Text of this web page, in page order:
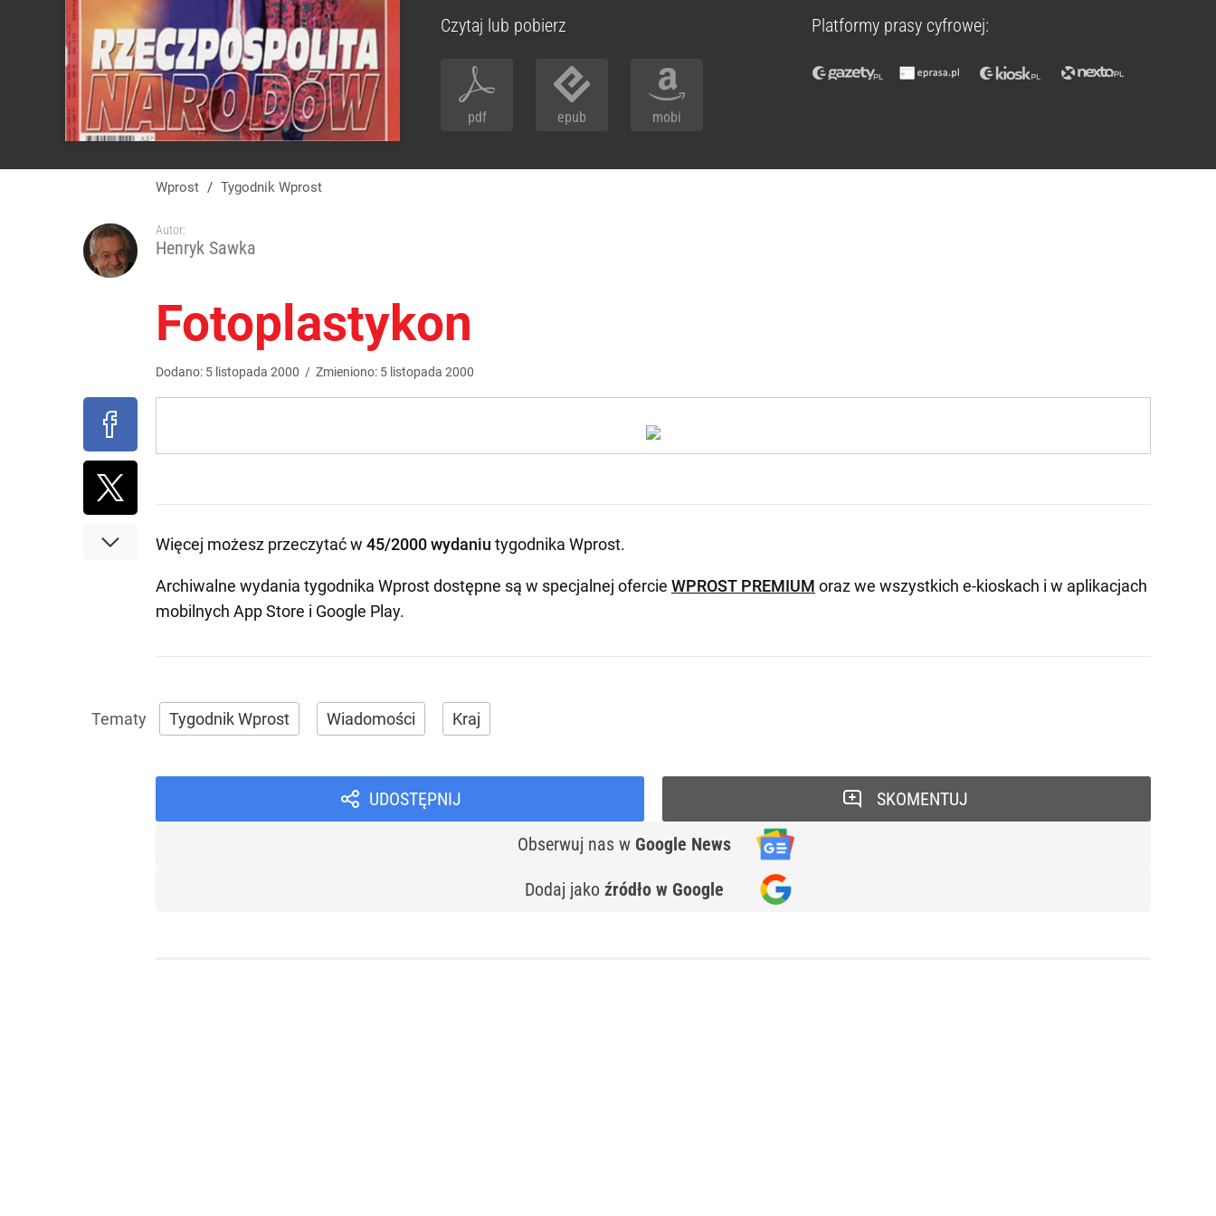
Czytaj lub pobierz
pdf epub mobi
Platformy prasy cyfrowej:
Wprost / Tygodnik Wprost
Autor:
Henryk Sawka
Fotoplastykon
Dodano: 5 listopada 2000 / Zmieniono: 5 listopada 2000
Więcej możesz przeczytać w 45/2000 wydaniu tygodnika Wprost.
Archiwalne wydania tygodnika Wprost dostępne są w specjalnej ofercie WPROST PREMIUM oraz we wszystkich e-kioskach i w aplikacjach
mobilnych App Store i Google Play.
Tygodnik Wprost Wiadomości Kraj
UDOSTĘPNIJ
Obserwuj nas w Google News
Dodaj jako źródło w Google
SKOMENTUJ